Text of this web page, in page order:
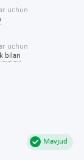
uchun
uchun
bilan
Mavjud